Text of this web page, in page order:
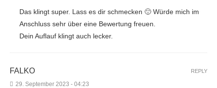
Das klingt super. Lass es dir schmecken 🙂 Würde mich im
Anschluss sehr über eine Bewertung freuen.
Dein Auflauf klingt auch lecker.
FALKO
29. September 2023 - 04:23
REPLY